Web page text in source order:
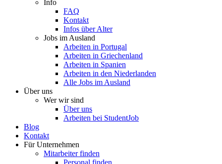
Info
FAQ
Kontakt
Infos über Alter
Jobs im Ausland
Arbeiten in Portugal
Arbeiten in Griechenland
Arbeiten in Spanien
Arbeiten in den Niederlanden
Alle Jobs im Ausland
Über uns
Wer wir sind
Über uns
Arbeiten bei StudentJob
Blog
Kontakt
Für Unternehmen
Mitarbeiter finden
Personal finden